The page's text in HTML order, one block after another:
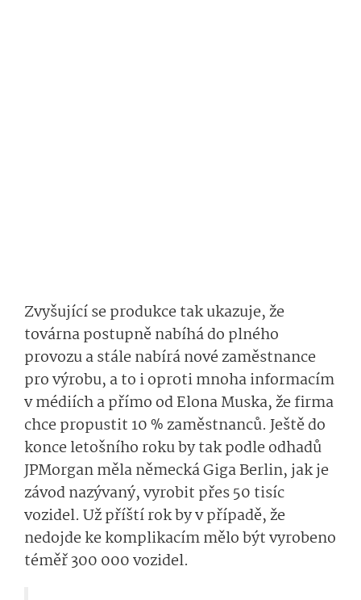
Zvyšující se produkce tak ukazuje, že
továrna postupně nabíhá do plného
provozu a stále nabírá nové zaměstnance
pro výrobu, a to i oproti mnoha informacím
v médiích a přímo od Elona Muska, že firma
chce propustit 10 % zaměstnanců. Ještě do
konce letošního roku by tak podle odhadů
JPMorgan měla německá Giga Berlin, jak je
závod nazývaný, vyrobit přes 50 tisíc
vozidel. Už příští rok by v případě, že
nedojde ke komplikacím mělo být vyrobeno
téměř 300 000 vozidel.